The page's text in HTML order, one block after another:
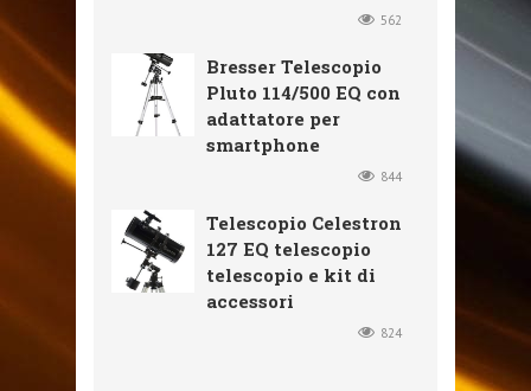
562
Bresser Telescopio
Pluto 114/500 EQ con
adattatore per
smartphone
844
Telescopio Celestron
127 EQ telescopio
telescopio e kit di
accessori
824